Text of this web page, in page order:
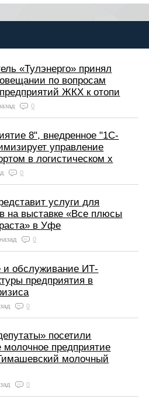
«Тулэнерго» принял
по вопросам
предприятий ЖКХ к отопи
0
8", внедренное "1С-
управление
в логистическом х
0
услуги для
на выставке «Все плюсы
в Уфе
0
и обслуживание ИТ-
предприятия в
0
посетили
молочное предприятие
молочный
0